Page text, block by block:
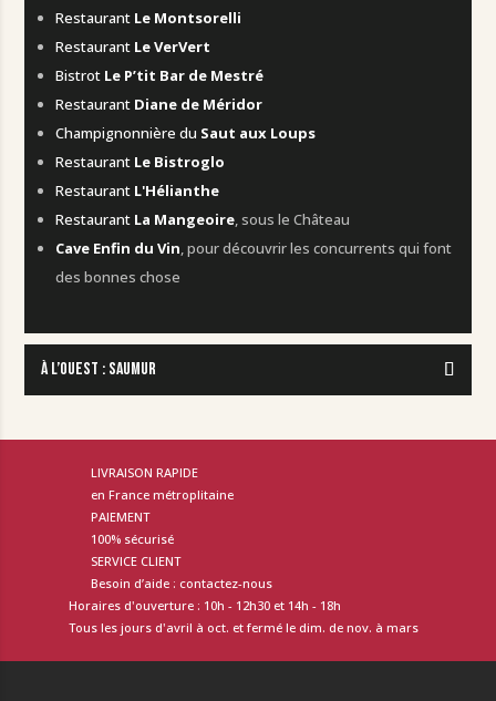
Restaurant Le Montsorelli
Restaurant Le VerVert
Bistrot Le P’tit Bar de Mestré
Restaurant Diane de Méridor
Champignonnière du Saut aux Loups
Restaurant Le Bistroglo
Restaurant L'Hélianthe
Restaurant La Mangeoire, sous le Château
Cave Enfin du Vin, pour découvrir les concurrents qui font
des bonnes chose
À L’OUEST : SAUMUR
LIVRAISON RAPIDE
en France métroplitaine
PAIEMENT
100% sécurisé
SERVICE CLIENT
Besoin d’aide : contactez-nous
Horaires d'ouverture : 10h - 12h30 et 14h - 18h
Tous les jours d'avril à oct. et fermé le dim. de nov. à mars